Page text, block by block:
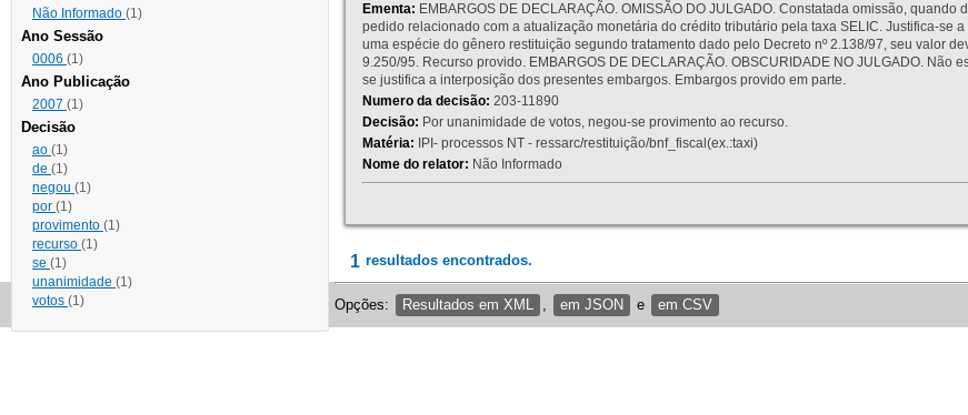
Não Informado (1)
Ano Sessão
0006 (1)
Ano Publicação
2007 (1)
Decisão
ao (1)
de (1)
negou (1)
por (1)
provimento (1)
recurso (1)
se (1)
unanimidade (1)
votos (1)
Ementa: EMBARGOS DE DECLARAÇÃO. OMISSÃO DO JULGADO. Constatada omissão,
pedido relacionado com a atualização monetária do crédito tributário pela taxa SELIC. Justifica-se
uma espécie do gênero restituição segundo tratamento dado pelo Decreto nº 2.138/97, seu valor
9.250/95. Recurso provido. EMBARGOS DE DECLARAÇÃO. OBSCURIDADE NO JULGADO.
se justifica a interposição dos presentes embargos. Embargos provido em parte.
Numero da decisão: 203-11890
Decisão: Por unanimidade de votos, negou-se provimento ao recurso.
Matéria: IPI- processos NT - ressarc/restituição/bnf_fiscal(ex.:taxi)
Nome do relator: Não Informado
1 resultados encontrados.
Opções: Resultados em XML em JSON e em CSV